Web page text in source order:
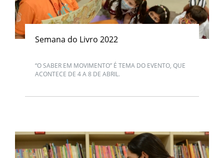
Semana do Livro 2022
“O SABER EM MOVIMENTO” É TEMA DO EVENTO, QUE
ACONTECE DE 4 A 8 DE ABRIL.